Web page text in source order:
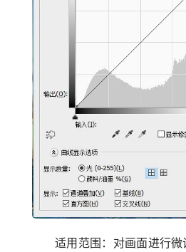
适用范围：对画面进行